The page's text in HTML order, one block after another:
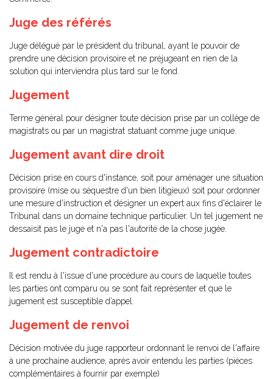
Juge des référés
Juge délégué par le président du tribunal, ayant le pouvoir de
prendre une décision provisoire et ne préjugeant en rien de la
solution qui interviendra plus tard sur le fond.
Jugement
Terme général pour désigner toute décision prise par un collège de
magistrats ou par un magistrat statuant comme juge unique.
Jugement avant dire droit
Décision prise en cours d'instance, soit pour aménager une situation
provisoire (mise ou séquestre d'un bien litigieux) soit pour ordonner
une mesure d'instruction et désigner un expert aux fins d'éclairer le
Tribunal dans un domaine technique particulier. Un tel jugement ne
dessaisit pas le juge et n'a pas l'autorité de la chose jugée.
Jugement contradictoire
Il est rendu à l'issue d'une procédure au cours de laquelle toutes
les parties ont comparu ou se sont fait représenter et que le
jugement est susceptible d’appel.
Jugement de renvoi
Décision motivée du juge rapporteur ordonnant le renvoi de l'affaire
à une prochaine audience, après avoir entendu les parties (pièces
complémentaires à fournir par exemple)